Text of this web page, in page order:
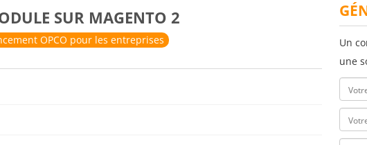
SUR MAGENTO 2
OPCO pour les entreprises
Un
une